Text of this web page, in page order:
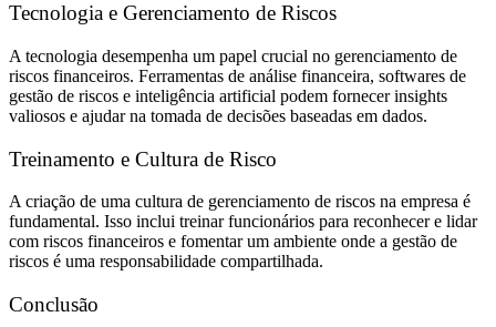
Tecnologia e Gerenciamento de Riscos
A tecnologia desempenha um papel crucial no gerenciamento de
riscos financeiros. Ferramentas de análise financeira, softwares de
gestão de riscos e inteligência artificial podem fornecer insights
valiosos e ajudar na tomada de decisões baseadas em dados.
Treinamento e Cultura de Risco
A criação de uma cultura de gerenciamento de riscos na empresa é
fundamental. Isso inclui treinar funcionários para reconhecer e lidar
com riscos financeiros e fomentar um ambiente onde a gestão de
riscos é uma responsabilidade compartilhada.
Conclusão